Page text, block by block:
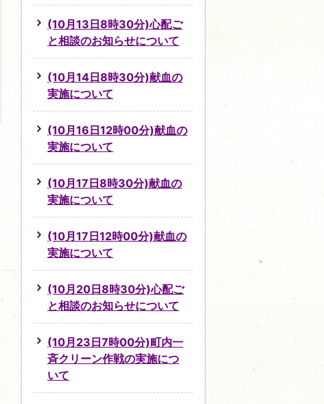
(10月13日8時30分)心配ご
と相談のお知らせについて
(10月14日8時30分)献血の
実施について
(10月16日12時00分)献血の
実施について
(10月17日8時30分)献血の
実施について
(10月17日12時00分)献血の
実施について
(10月20日8時30分)心配ご
と相談のお知らせについて
(10月23日7時00分)町内一
斉クリーン作戦の実施につ
いて